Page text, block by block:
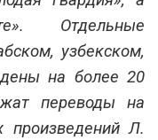
Отдельные
узбекском,
на более 20
переводы на
произведений Л.